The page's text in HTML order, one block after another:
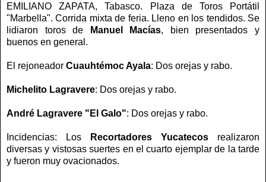
EMILIANO ZAPATA, Tabasco. Plaza de Toros Portátil
"Marbella". Corrida mixta de feria. Lleno en los tendidos. Se
lidiaron toros de
Manuel Macías, bien presentados y
buenos en general.
El rejoneador Cuauhtémoc Ayala: Dos orejas y rabo.
Michelito Lagravere: Dos orejas y rabo.
André Lagravere "El Galo": Dos orejas y rabo.
Incidencias: Los Recortadores Yucatecos realizaron
diversas y vistosas suertes en el cuarto ejemplar de la tarde
y fueron muy ovacionados.